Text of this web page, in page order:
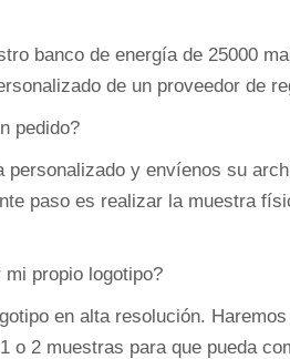
banco de energía de 25000
de un proveedor de
pedido?
personalizado y envíenos su
paso es realizar la muestra
propio logotipo?
en alta resolución.
o 2 muestras para que pueda